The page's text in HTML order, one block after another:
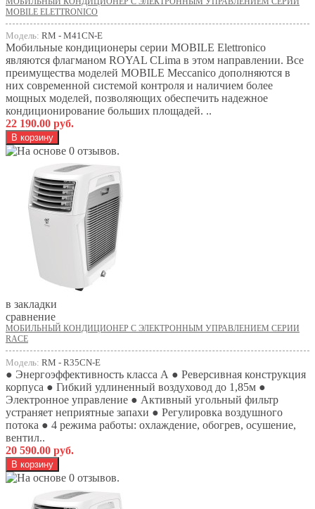
MOBILE ELETTRONICO
Модель: RM - M41CN-E
Мобильные кондиционеры серии MOBILE Elettronico
являются флагманом ROYAL CLima в этом направлении. Все
преимущества моделей MOBILE Meccanico дополняются в
них современной системой контроля и наличием более
мощных моделей, позволяющих обеспечить надежное
кондиционирование больших площадей. ..
22 190.00 руб.
в закладки
сравнение
МОБИЛЬНЫЙ КОНДИЦИОНЕР С ЭЛЕКТРОННЫМ УПРАВЛЕНИЕМ СЕРИИ
RACE
Модель: RM - R35CN-E
● Энергоэффективность класса А ● Реверсивная конструкция
корпуса ● Гибкий удлиненный воздуховод до 1,85м ●
Электронное управление ● Активный угольный фильтр
устраняет неприятные запахи ● Регулировка воздушного
потока ● 4 режима работы: охлаждение, обогрев, осушение,
вентил..
20 590.00 руб.